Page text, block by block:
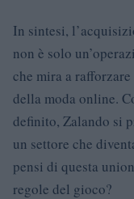
In sintesi,
non è solo
che mira a
della moda online.
definito, Zalando si
un settore che
pensi di questa
regole del gioco?